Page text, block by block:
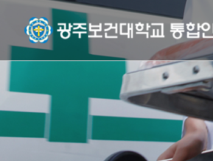
광주보건대학교 통합안전교육센터